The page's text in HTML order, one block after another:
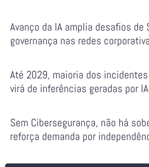
Avanço da IA amplia desafios de
governança nas redes
Até 2029, maioria dos
virá de inferências geradas por IA
Sem Cibersegurança, não há
reforça demanda por